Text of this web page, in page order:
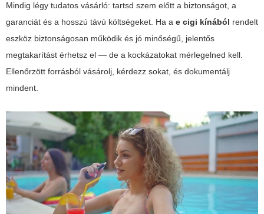
Mindig légy tudatos vásárló: tartsd szem előtt a biztonságot, a
garanciát és a hosszú távú költségeket. Ha a e cigi kínából rendelt
eszköz biztonságosan működik és jó minőségű, jelentős
megtakarítást érhetsz el — de a kockázatokat mérlegelned kell.
Ellenőrzött forrásból vásárolj, kérdezz sokat, és dokumentálj
mindent.